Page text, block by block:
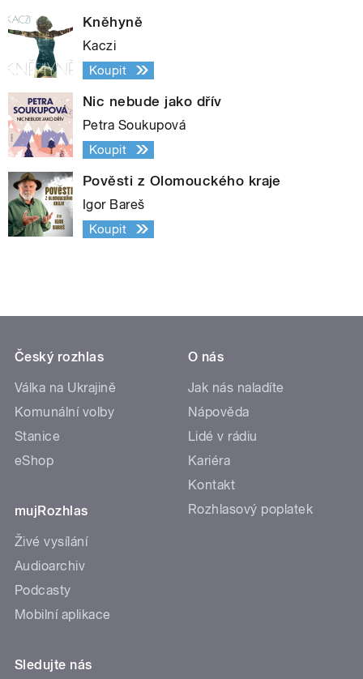
Kněhyně
Kaczi
Koupit
Nic nebude jako dřív
Petra Soukupová
Koupit
Pověsti z Olomouckého kraje
Igor Bareš
Koupit
Český rozhlas
Válka na Ukrajině
Komunální volby
Stanice
eShop
mujRozhlas
Živé vysílání
Audioarchiv
Podcasty
Mobilní aplikace
O nás
Jak nás naladíte
Nápověda
Lidé v rádiu
Kariéra
Kontakt
Rozhlasový poplatek
Sledujte nás